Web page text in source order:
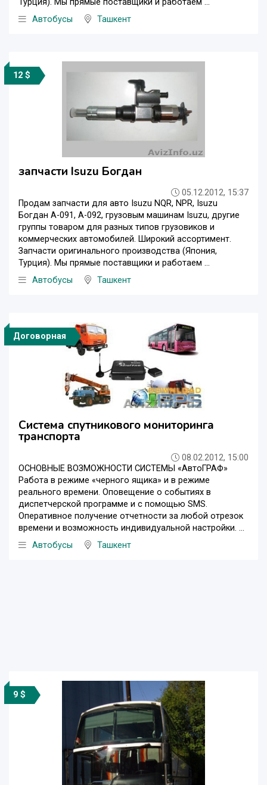
Автобусы
Ташкент
12 $
запчасти Isuzu Богдан
05.12.2012, 15:37
Продам запчасти для авто Isuzu NQR, NPR, Isuzu
Богдан А-091, А-092, грузовым машинам Isuzu, другие
группы товаром для разных типов грузовиков и
коммерческих автомобилей. Широкий ассортимент.
Запчасти оригинального производства (Япония,
Турция). Мы прямые поставщики и работаем ...
Автобусы
Ташкент
Договорная
Система спутникового мониторинга
транспорта
08.02.2012, 15:00
ОСНОВНЫЕ ВОЗМОЖНОСТИ СИСТЕМЫ «АвтоГРАФ»
Работа в режиме «черного ящика» и в режиме
реального времени. Оповещение о событиях в
диспетчерской программе и с помощью SMS.
Оперативное получение отчетности за любой отрезок
времени и возможность индивидуальной настройки. ...
Автобусы
Ташкент
9 $